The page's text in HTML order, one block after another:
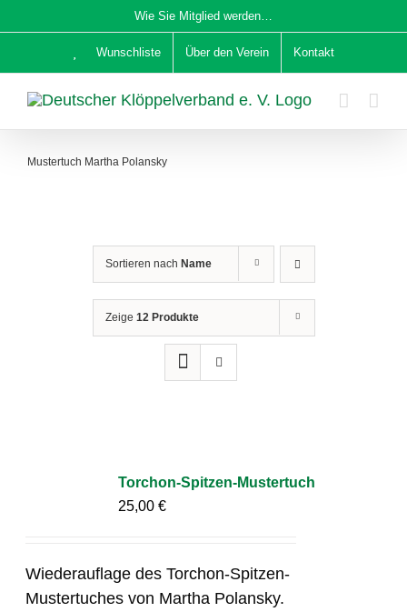
Inhalt
Wie Sie Mitglied werden…
Wunschliste Über den Verein Kontakt
Mustertuch Martha Polansky
Sortieren nach Name
Zeige 12 Produkte
Torchon-Spitzen-Mustertuch
25,00€
Wiederauflage des Torchon-Spitzen-
Mustertuches von Martha Polansky.